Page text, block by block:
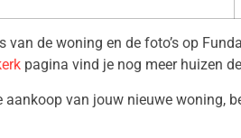
van de woning en de foto’s op
pagina vind je nog meer huizen
aankoop van jouw nieuwe woning,